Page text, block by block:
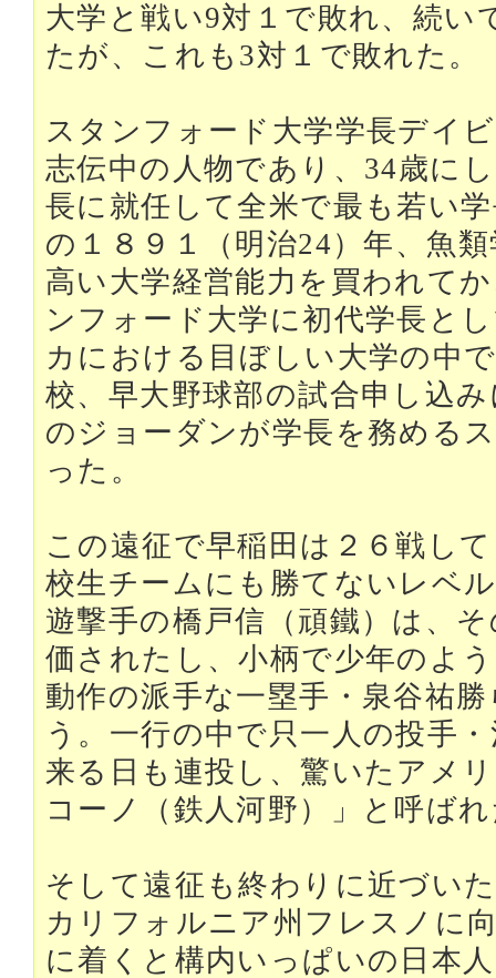
大学と戦い9対１で敗れ、続い
たが、これも3対１で敗れた。
スタンフォード大学学長デイ
志伝中の人物であり、34歳に
長に就任して全米で最も若い
の１８９１（明治24）年、魚
高い大学経営能力を買われて
ンフォード大学に初代学長と
カにおける目ぼしい大学の中
校、早大野球部の試合申し込
のジョーダンが学長を務める
った。
この遠征で早稲田は２６戦し
校生チームにも勝てないレベ
遊撃手の橋戸信（頑鐵）は、
価されたし、小柄で少年のよ
動作の派手な一塁手・泉谷祐
う。一行の中で只一人の投手
来る日も連投し、驚いたアメ
コーノ（鉄人河野）」と呼ば
そして遠征も終わりに近づい
カリフォルニア州フレスノに
に着くと構内いっぱいの日本